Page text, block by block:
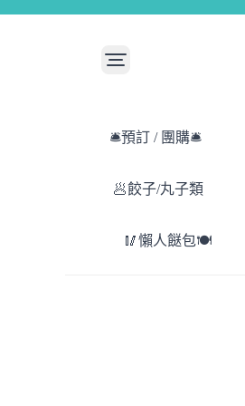
🛎️預訂 / 團購🛎️
🥟餃子/丸子類
🥢懶人餸包🍽️